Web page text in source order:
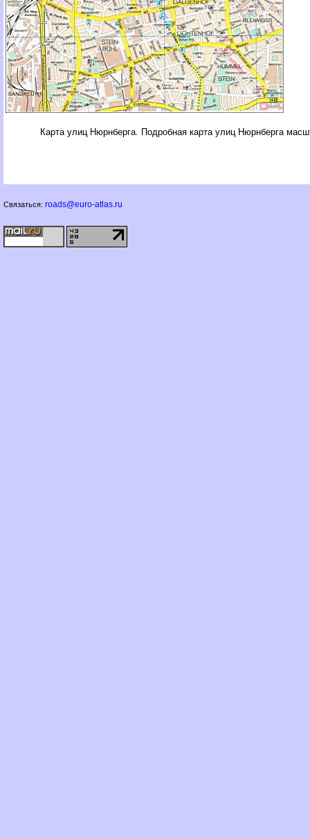
Карта улиц Нюрнберга. Подробная карта улиц Нюрнберга
Связаться: roads@euro-atlas.ru